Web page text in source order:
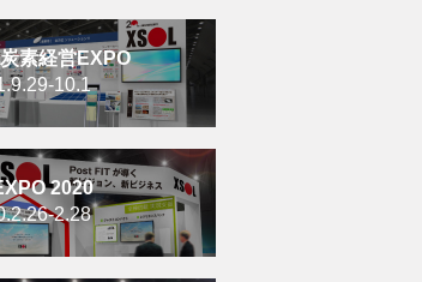
素経営EXPO
10.1
2020
2.28